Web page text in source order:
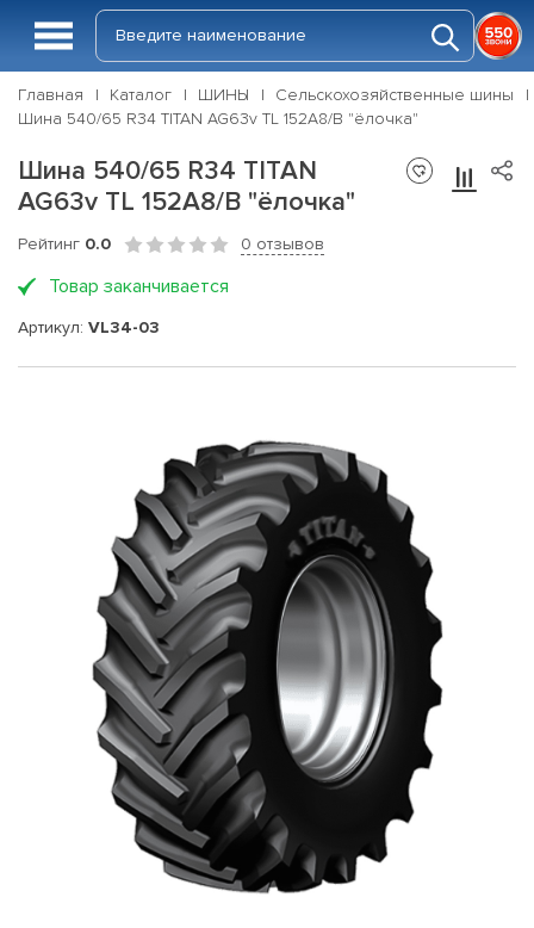
Главная Каталог ШИНЫ
Сельскохозяйственные шины
Шина 540/65 R34 TITAN AG63v TL 152А8/В "ёлочка"
Шина 540/65 R34 TITAN
AG63v TL 152А8/В "ёлочка"
Рейтинг 0.0 0 отзывов
Товар заканчивается
Артикул: VL34-03